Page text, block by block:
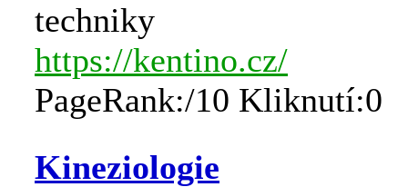
techniky
https://kentino.cz/
PageRank:/10 Kliknutí:0
Kineziologie